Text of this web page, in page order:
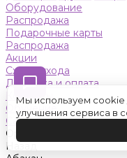
Оборудование
Распродажа
Подарочные карты
Распродажа
Акции
Схемы ухода
Доставка и оплата
Контакты
Обучение
Салон красоты
Оренбург
Назад
Мы используем cookie
улучшения сервиса в